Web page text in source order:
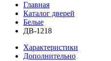
Главная
Каталог дверей
Белые
ДВ-1218
Характеристики
Дополнительно